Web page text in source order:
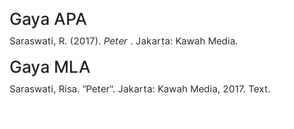
Gaya APA
Saraswati, R. (2017). Peter. Jakarta: Kawah Media.
Gaya MLA
Saraswati, Risa. "Peter". Jakarta: Kawah Media, 2017. Text.